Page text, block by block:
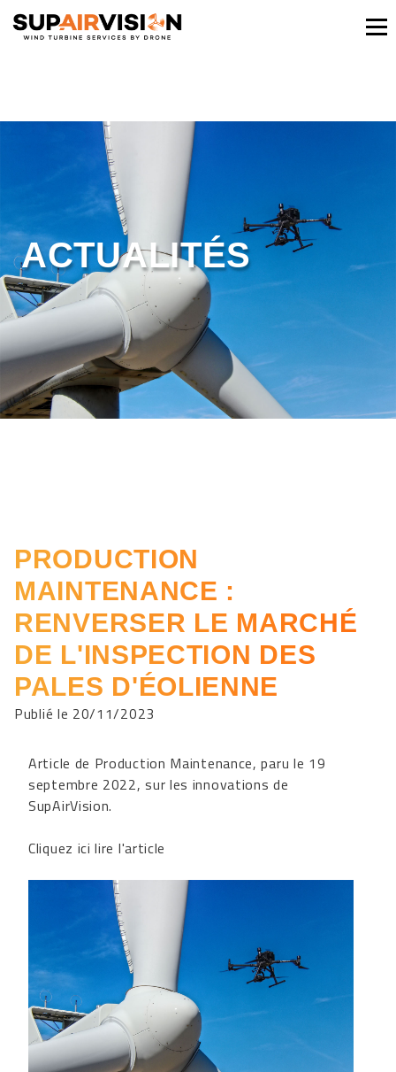
ACTUALITÉS
PRODUCTION
MAINTENANCE :
RENVERSER LE MARCHÉ
DE L'INSPECTION DES
PALES D'ÉOLIENNE
Publié le 20/11/2023
Article de Production Maintenance, paru le 19
septembre 2022, sur les innovations de
SupAirVision.
Cliquez ici lire l'article